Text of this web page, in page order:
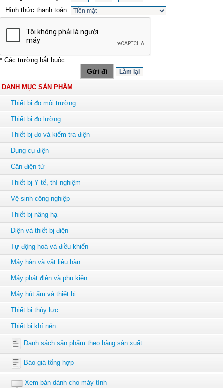
Hình thức thanh toán
* Các trường bắt buộc
DANH MỤC SẢN PHẨM
Thiết bị đo môi trường
Thiết bị đo lường
Thiết bị đo và kiểm tra điện
Dụng cụ điện
Cân điện tử
Thiết bị Y tế, thí nghiệm
Vệ sinh công nghiệp
Thiết bị nâng hạ
Điện và thiết bị điện
Tự động hoá và điều khiển
Máy hàn và vật liệu hàn
Máy phát điện và phụ kiện
Máy hút ẩm và thiết bị
Thiết bị thủy lực
Thiết bị khí nén
Danh sách sản phẩm theo hãng sản xuất
Báo giá tổng hợp
Xem bản dành cho máy tính